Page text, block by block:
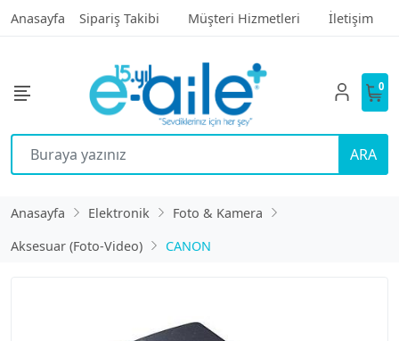
Anasayfa Sipariş Takibi Müşteri Hizmetleri İletişim
ARA
0
Anasayfa Elektronik
Foto & Kamera
Aksesuar (Foto-Video)
CANON